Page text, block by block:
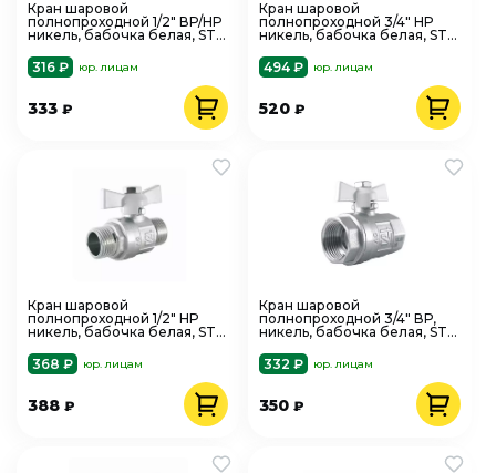
Кран шаровой
полнопроходной 1/2" ВР/НР
никель, бабочка белая, STI
316 ₽
юр. лицам
333 ₽
Кран шаровой
полнопроходной 3/4" НР
никель, бабочка белая, STI
494 ₽
юр. лицам
520₽
Кран шаровой
полнопроходной 1/2" НР
никель, бабочка белая, STI
368 ₽
юр. лицам
388 ₽
Кран шаровой
полнопроходной 3/4" ВР,
никель, бабочка белая, STI
332 ₽
юр. лицам
350₽